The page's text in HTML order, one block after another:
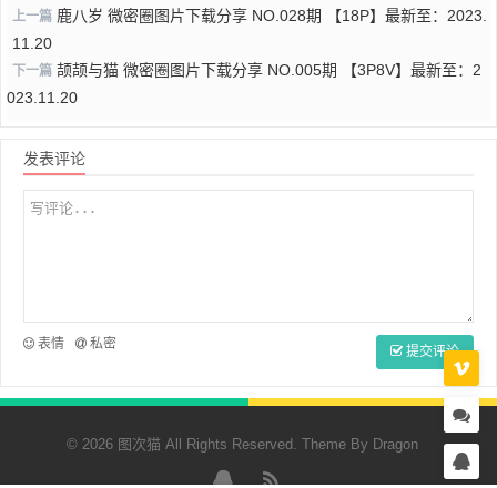
上一篇 鹿八岁 微密圈图片下载分享 NO.028期 【18P】最新至：2023.
11.20
下一篇 颉颉与猫 微密圈图片下载分享 NO.005期 【3P8V】最新至：2
023.11.20
发表评论
表情 私密 提交评论
© 2026 图次猫 All Rights Reserved. Theme By Dragon